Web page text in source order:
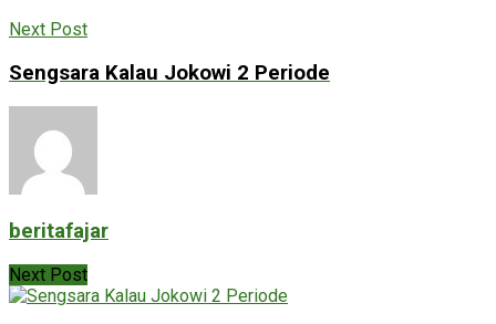
Next Post
Sengsara Kalau Jokowi 2 Periode
beritafajar
Next Post